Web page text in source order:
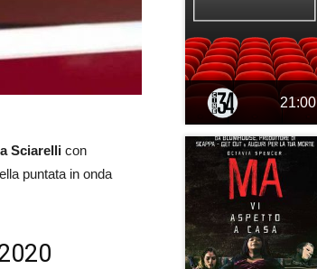
Sciarelli con
puntata in onda
21:00